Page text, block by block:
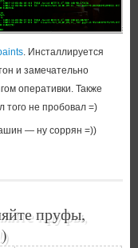
. Инсталлируется
и замечательно
оперативки. Также
того не пробовал =)
— ну соррян =))
пруфы,